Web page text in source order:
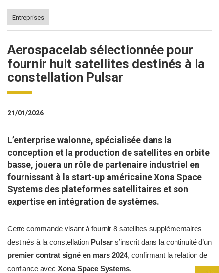
Entreprises
Aerospacelab sélectionnée pour
fournir huit satellites destinés à la
constellation Pulsar
21/01/2026
L’enterprise walonne, spécialisée dans la
conception et la production de satellites en orbite
basse, jouera un rôle de partenaire industriel en
fournissant à la start-up américaine Xona Space
Systems des plateformes satellitaires et son
expertise en intégration de systèmes.
Cette commande visant à fournir 8 satellites supplémentaires
destinés à la constellation Pulsar s’inscrit dans la continuité d’un
premier contrat signé en mars 2024, confirmant la relation de
confiance avec Xona Space Systems.